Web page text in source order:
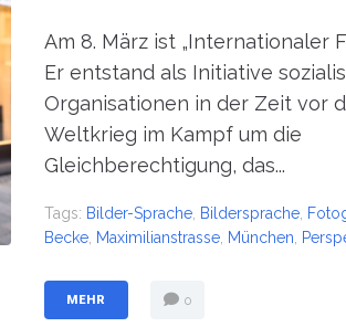
Am 8. März ist „Internationaler
Er entstand als Initiative
Organisationen in der Zeit vor
Weltkrieg im Kampf um die
Gleichberechtigung, das...
Tags: Bilder-Sprache Bildersprache
Becke Maximilianstrasse München
MEHR 0